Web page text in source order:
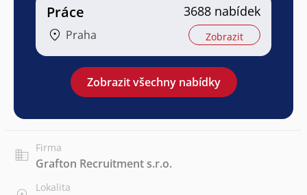
Práce
Praha
3688 nabídek
Zobrazit
Zobrazit všechny nabídky
Firma
Grafton Recruitment s.r.o.
Lokalita